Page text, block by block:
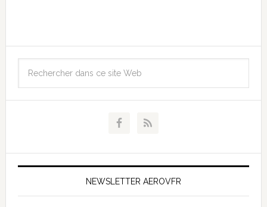
NEWSLETTER AEROVFR